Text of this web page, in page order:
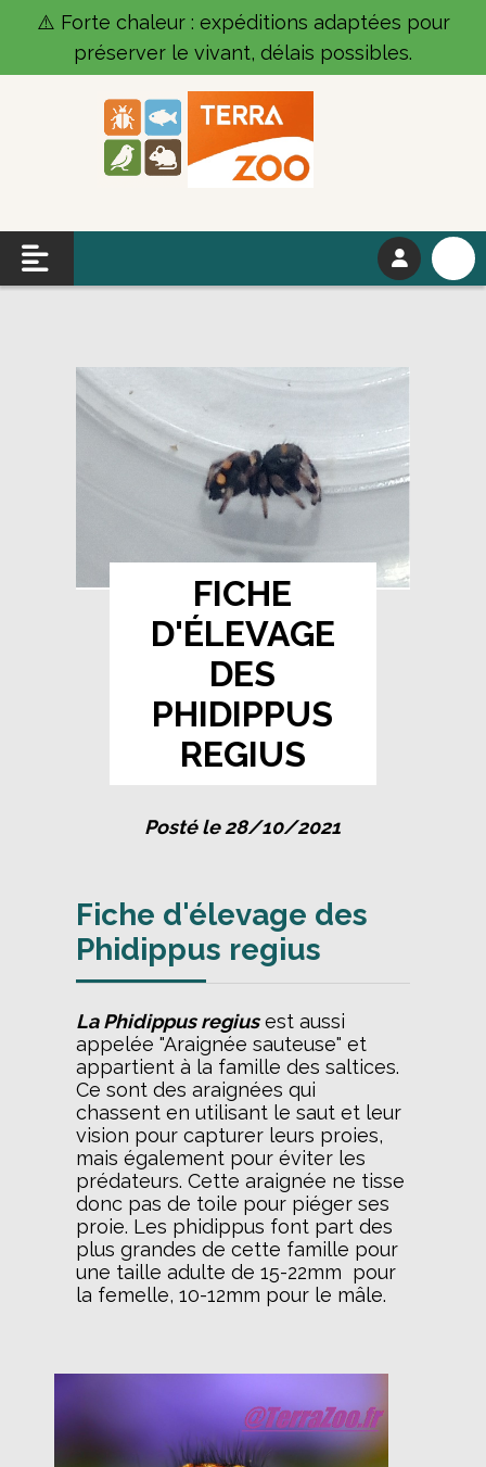
⚠️ Forte chaleur : expéditions adaptées pour
préserver le vivant, délais possibles.
FICHE
D'ÉLEVAGE
DES
PHIDIPPUS
REGIUS
Posté le 28/10/2021
Fiche d'élevage des
Phidippus regius
La Phidippus regiusest aussi
appelée "Araignée sauteuse" et
appartient à la famille des saltices.
Ce sont des araignées qui
chassent en utilisant le saut et leur
vision pour capturer leurs proies,
mais également pour éviter les
prédateurs. Cette araignée ne tisse
donc pas de toile pour piéger ses
proie. Les phidippus font part des
plus grandes de cette famille pour
une taille adulte de 15-22mm pour
la femelle, 10-12mm pour le mâle.